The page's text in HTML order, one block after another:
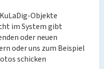
Objekte
im System gibt
oder neuen
oder uns zum Beispiel
schicken